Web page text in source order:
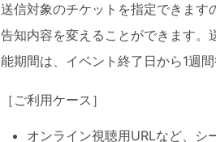
送信対象のチケットを指定できま
告知内容を変えることができます
能期間は、イベント終了日から1週間
［ご利用ケース］
オンライン視聴用URLなど、シ